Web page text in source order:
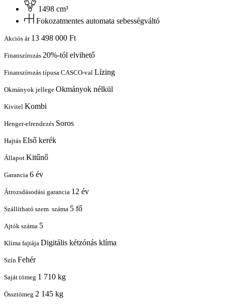
1498 cm³
Fokozatmentes automata sebességváltó
Akciós ár 13 498 000 Ft
Finanszírozás 20%-tól elvihető
Finanszírozás típusa CASCO-val Lízing
Okmányok jellege Okmányok nélkül
Kivitel Kombi
Henger-elrendezés Soros
Hajtás Első kerék
Állapot Kitűnő
Garancia 6 év
Átrozsdásodási garancia 12 év
Szállítható szem. száma 5 fő
Ajtók száma 5
Klíma fajtája Digitális kétzónás klíma
Szín Fehér
Saját tömeg 1 710 kg
Össztömeg 2 145 kg